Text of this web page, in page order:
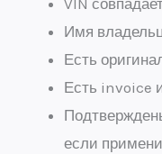
VIN
Имя
Есть
Есть invoice
если